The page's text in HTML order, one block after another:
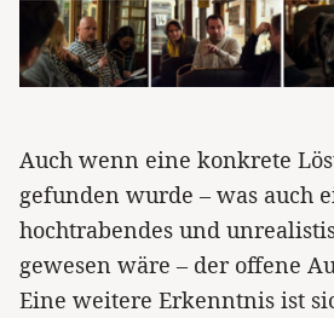
Auch wenn eine konkrete
gefunden wurde – was auch
hochtrabendes und
gewesen wäre – der offene
Eine weitere Erkenntnis ist